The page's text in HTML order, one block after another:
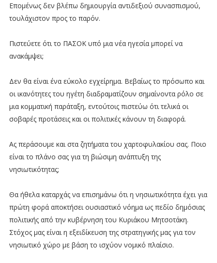
Επομένως δεν βλέπω δημιουργία αντιδεξιού συνασπισμού,
τουλάχιστον προς το παρόν.
Πιστεύετε ότι το ΠΑΣΟΚ υπό μια νέα ηγεσία μπορεί να
ανακάμψει;
Δεν θα είναι ένα εύκολο εγχείρημα. Βεβαίως το πρόσωπο και
οι ικανότητες του ηγέτη διαδραματίζουν σημαίνοντα ρόλο σε
μια κομματική παράταξη, εντούτοις πιστεύω ότι τελικά οι
σοβαρές προτάσεις και οι πολιτικές κάνουν τη διαφορά.
Ας περάσουμε και στα ζητήματα του χαρτοφυλακίου σας. Ποιο
είναι το πλάνο σας για τη βιώσιμη ανάπτυξη της
νησιωτικότητας;
Θα ήθελα καταρχάς να επισημάνω ότι η νησιωτικότητα έχει για
πρώτη φορά αποκτήσει ουσιαστικό νόημα ως πεδίο δημόσιας
πολιτικής από την κυβέρνηση του Κυριάκου Μητσοτάκη.
Στόχος μας είναι η εξειδίκευση της στρατηγικής μας για τον
νησιωτικό χώρο με βάση το ισχύον νομικό πλαίσιο.